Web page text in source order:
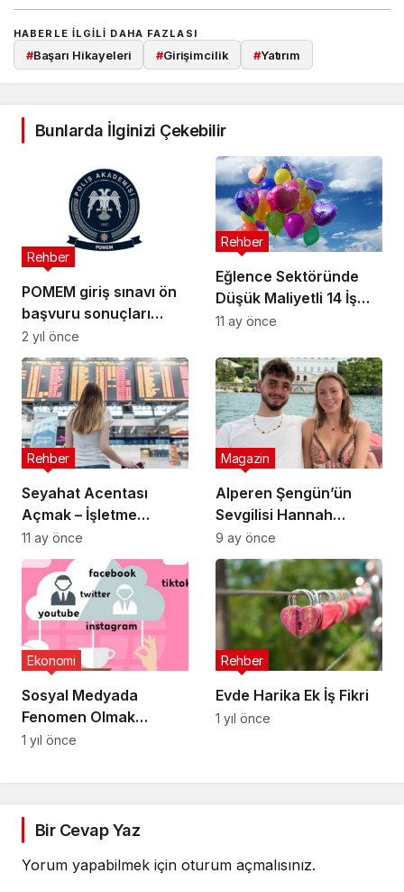
HABERLE ILGILI DAHA FAZLASI
#Başarı Hikayeleri #Girişimcilik #Yatırım
Bunlarda İlginizi Çekebilir
POMEM giriş sınavı ön
başvuru sonuçları
açıklandı
Rehber
2 yıl önce
Eğlence Sektöründe
Düşük Maliyetli 14 İş
Fikri
Rehber
11 ay önce
Seyahat Acentası
Açmak – İşletme
Belgesi Almak
Rehber
11 ay önce
Alperen Şengün’ün
Sevgilisi Hannah
Cherry Kimdir?
Magazin
9 ay önce
Sosyal Medyada
Fenomen Olmak
İsteyenlere 8 Öneri
Ekonomi
1 yıl önce
Evde Harika Ek İş Fikri
Rehber
1 yıl önce
Bir Cevap Yaz
Yorum yapabilmek için oturum açmalısınız.